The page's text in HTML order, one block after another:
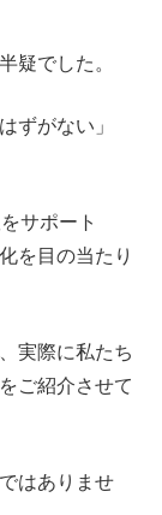
疑でした。
ずがない」
サポート
を目の当たり
実際に私たち
ご紹介させて
はありませ